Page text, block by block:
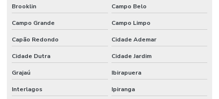
Etiquetas Couche Sem Resíduo
Etiquetas Nylon Resinado Para Fabricação De Colchões
Etiquetas Nylon Resinado Sem Corte Minas Gerais
Etiquetas Para Encomendas Em Minas Gerais
Etiquetas Para Impressora Grande Demanda
Etiquetas Para Móveis E Vidros
Brooklin Campo Belo
Campo Grande Campo Limpo
Capão Redondo Cidade Ademar
Cidade Dutra Cidade Jardim
Grajaú Ibirapuera
Interlagos Ipiranga